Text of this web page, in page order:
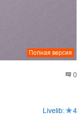
Полная версия
0
Livelib: 4